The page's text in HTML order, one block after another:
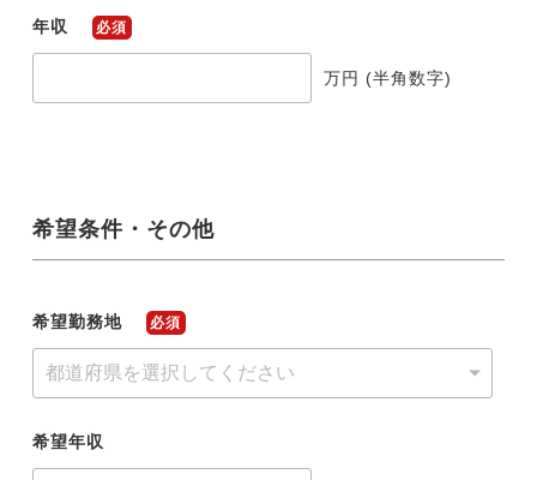
年収 必須
万円 (半角数字)
希望条件・その他
希望勤務地 必須
希望年収